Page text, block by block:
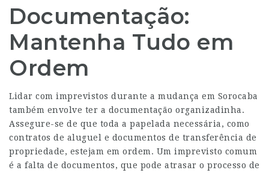
Documentação:
Mantenha Tudo em
Ordem
Lidar com imprevistos durante a mudança em Sorocaba
também envolve ter a documentação organizadinha.
Assegure-se de que toda a papelada necessária, como
contratos de aluguel e documentos de transferência de
propriedade, estejam em ordem. Um imprevisto comum
é a falta de documentos, que pode atrasar o processo de